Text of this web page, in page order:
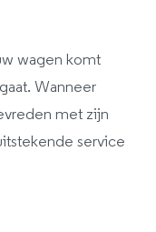
wagen komt
Wanneer
met zijn
service